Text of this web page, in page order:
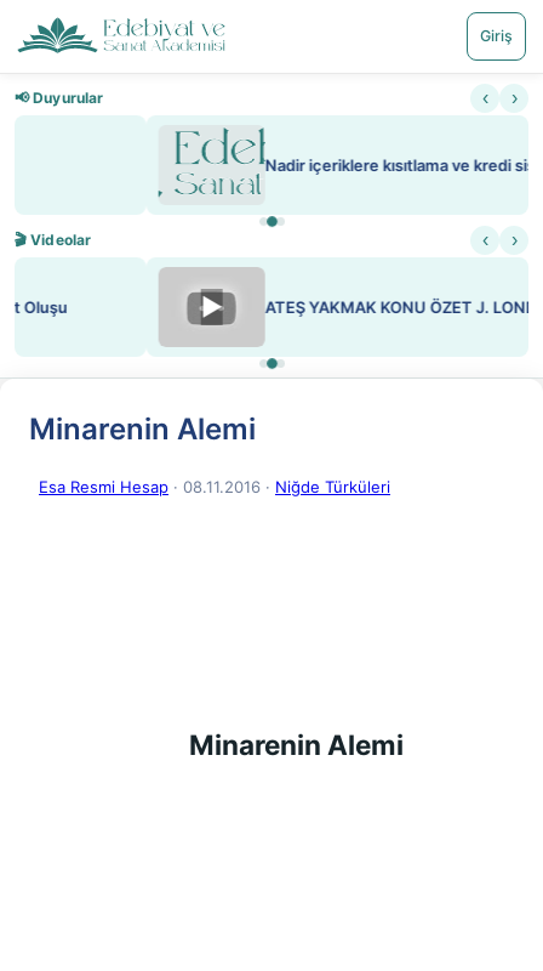
Giriş
📢 Duyurular ‹ ›
Nadir içeriklere kısıtlama ve kredi sistemi getirildi
🎬 Videolar ‹ ›
ATEŞ YAKMAK KONU ÖZET J. LONDON
Minarenin Alemi
Esa Resmi Hesap · 08.11.2016 · Niğde Türküleri
Minarenin Alemi